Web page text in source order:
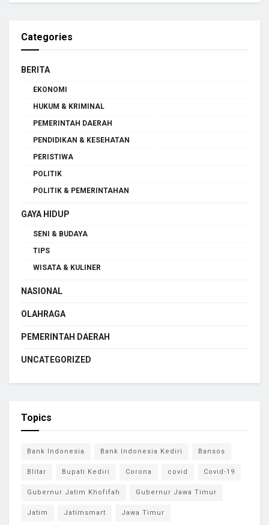
Categories
BERITA
EKONOMI
HUKUM & KRIMINAL
PEMERINTAH DAERAH
PENDIDIKAN & KESEHATAN
PERISTIWA
POLITIK
POLITIK & PEMERINTAHAN
GAYA HIDUP
SENI & BUDAYA
TIPS
WISATA & KULINER
NASIONAL
OLAHRAGA
PEMERINTAH DAERAH
UNCATEGORIZED
Topics
Bank Indonesia Bank Indonesia Kediri Bansos
Blitar Bupati Kediri Corona covid Covid-19
Gubernur Jatim Khofifah Gubernur Jawa Timur
Jatim Jatimsmart Jawa Timur